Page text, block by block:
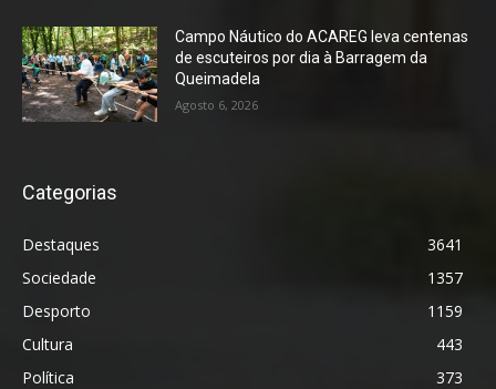
Campo Náutico do ACAREG leva centenas
de escuteiros por dia à Barragem da
Queimadela
Agosto 6, 2026
Categorias
Destaques
3641
Sociedade
1357
Desporto
1159
Cultura
443
Política
373